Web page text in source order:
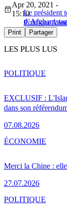
Le président
Apr 20, 2021 -
15:10
Politique
Print Partager
LES PLUS LUS
EXCLUSIF :
dans son
07.08.2026
POLITIQUE
Merci la Chine :
27.07.2026
ÉCONOMIE
POLITIQUE